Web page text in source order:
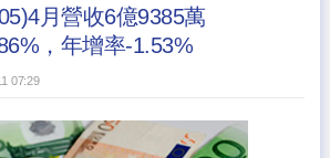
月營收6億9385萬
，年增率-1.53%
07:29